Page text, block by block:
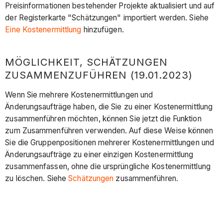
Preisinformationen bestehender Projekte aktualisiert und auf
der Registerkarte "Schätzungen" importiert werden. Siehe
Eine Kostenermittlung hinzufügen.
MÖGLICHKEIT, SCHÄTZUNGEN
ZUSAMMENZUFÜHREN (19.01.2023)
Wenn Sie mehrere Kostenermittlungen und
Änderungsaufträge haben, die Sie zu einer Kostenermittlung
zusammenführen möchten, können Sie jetzt die Funktion
zum Zusammenführen verwenden. Auf diese Weise können
Sie die Gruppenpositionen mehrerer Kostenermittlungen und
Änderungsaufträge zu einer einzigen Kostenermittlung
zusammenfassen, ohne die ursprüngliche Kostenermittlung
zu löschen. SieheSchätzungen zusammenführen.